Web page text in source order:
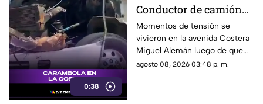
0:38
Conductor de camión
urbano pierde el
control y choca contra
autos en plena Costera
Miguel Alemán
Momentos de tensión se
vivieron en la avenida Costera
Miguel Alemán luego de que
un camión urbano se estrellara
agosto 08, 2026 03:48 p. m.